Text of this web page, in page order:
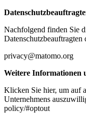
Nachfolgend finden Sie
Datenschutzbeauftragten
privacy@matomo.org
Weitere Informationen
Klicken Sie hier, um auf
Unternehmens
policy/#optout